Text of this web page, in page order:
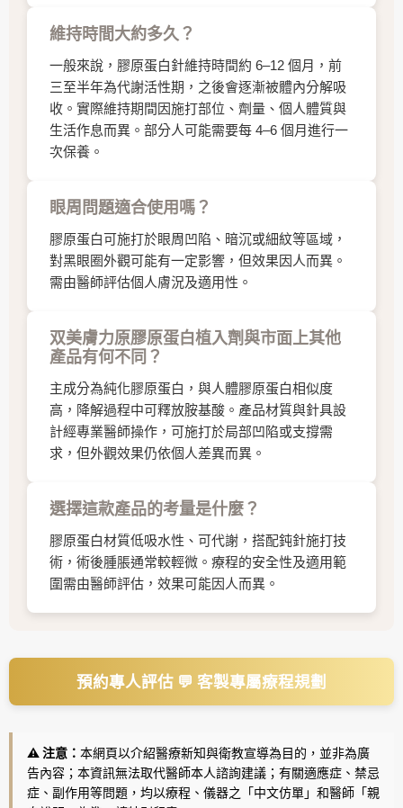
維持時間大約多久？
一般來說，膠原蛋白針維持時間約 6–12 個月，前
三至半年為代謝活性期，之後會逐漸被體內分解吸
收。實際維持期間因施打部位、劑量、個人體質與
生活作息而異。部分人可能需要每 4–6 個月進行一
次保養。
眼周問題適合使用嗎？
膠原蛋白可施打於眼周凹陷、暗沉或細紋等區域，
對黑眼圈外觀可能有一定影響，但效果因人而異。
需由醫師評估個人膚況及適用性。
双美膚力原膠原蛋白植入劑與市面上其他
產品有何不同？
主成分為純化膠原蛋白，與人體膠原蛋白相似度
高，降解過程中可釋放胺基酸。產品材質與針具設
計經專業醫師操作，可施打於局部凹陷或支撐需
求，但外觀效果仍依個人差異而異。
選擇這款產品的考量是什麼？
膠原蛋白材質低吸水性、可代謝，搭配鈍針施打技
術，術後腫脹通常較輕微。療程的安全性及適用範
圍需由醫師評估，效果可能因人而異。
預約專人評估 💬 客製專屬療程規劃
⚠️ 注意： 本網頁以介紹醫療新知與衛教宣導為目的，並非為廣
告內容；本資訊無法取代醫師本人諮詢建議；有關適應症、禁忌
症、副作用等問題，均以療程、儀器之「中文仿單」和醫師「親